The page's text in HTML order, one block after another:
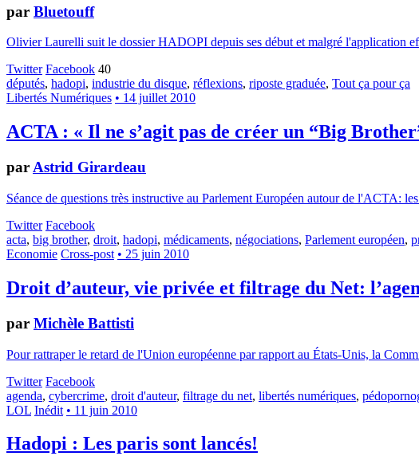
par Bluetouff
Olivier Laurelli suit le dossier HADOPI depuis ses début et malgré l'application
Twitter Facebook 40
députés, hadopi, industrie du disque, réflexions, riposte graduée, Tout ça pour ça
Libertés Numériques • 14 juillet 2010
ACTA : « Il ne s’agit pas de créer un “Big
parAstrid Girardeau
Séance de questions très instructive au Parlement Européen autour de l'ACTA:
Twitter Facebook
acta, big brother, droit, hadopi, médicaments, négociations, Parlement européen,
Economie Cross-post • 25 juin 2010
Droit d’auteur, vie privée et filtrage du Net:
par Michèle Battisti
Pour rattraper le retard de l'Union européenne par rapport au États-Unis, la
Twitter Facebook
agenda, cybercrime, droit d'auteur, filtrage du net, libertés numériques,
LOL Inédit • 11 juin 2010
Hadopi : Les paris sont lancés!